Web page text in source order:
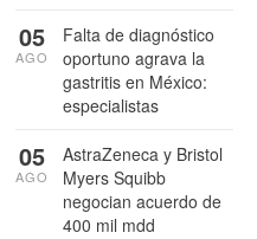
Falta de diagnóstico
oportuno agrava la
gastritis en México:
especialistas
05
AGO
AstraZeneca y Bristol
Myers Squibb
negocian acuerdo de
400 mil mdd
05
AGO